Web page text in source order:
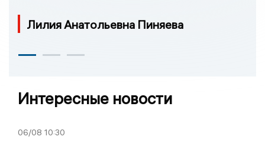
Лилия Анатольевна Пиняева
Интересные новости
06/08 10:30